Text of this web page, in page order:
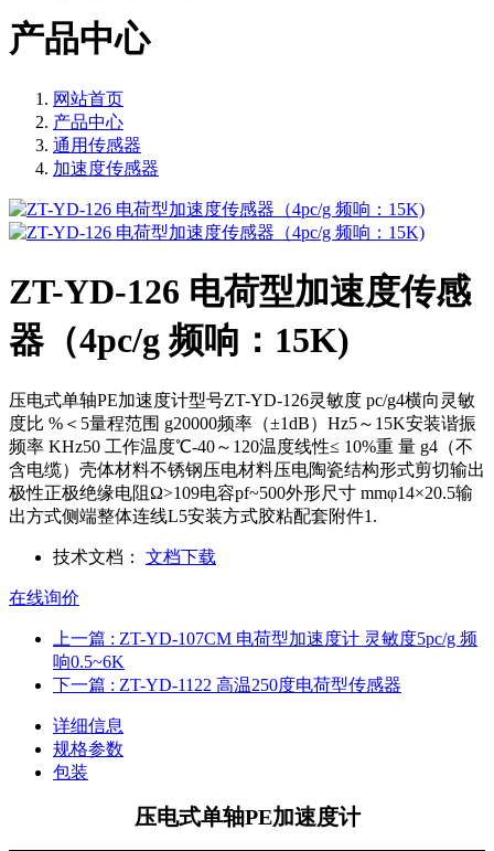
产品中心
网站首页
产品中心
通用传感器
加速度传感器
ZT-YD-126 电荷型加速度传感
器（4pc/g 频响：15K)
压电式单轴PE加速度计型号ZT-YD-126灵敏度 pc/g4横向灵敏
度比 %＜5量程范围 g20000频率（±1dB）Hz5～15K安装谐振
频率 KHz50 工作温度℃-40～120温度线性≤ 10%重 量 g4（不
含电缆）壳体材料不锈钢压电材料压电陶瓷结构形式剪切输出
极性正极绝缘电阻Ω>109电容pf~500外形尺寸 mmφ14×20.5输
出方式侧端整体连线L5安装方式胶粘配套附件1.
技术文档： 文档下载
在线询价
上一篇 : ZT-YD-107CM 电荷型加速度计 灵敏度5pc/g 频
响0.5~6K
下一篇 : ZT-YD-1122 高温250度电荷型传感器
详细信息
规格参数
包装
压电式单轴PE加速度计